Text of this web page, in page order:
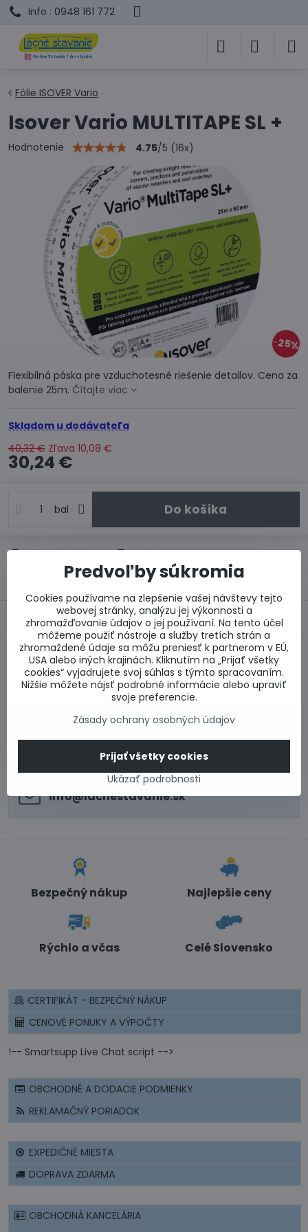
Info : 0948 161 772
25%
Fólie ISOVER Vario
Isover Vario MULTITAPE SL +
Hodnotenie 4.75/5 (16x)
Flexibilná páska pre vzduchotesné riešenie detailov. Cena za
balenie 25m. Čítajte viac
Skladom u dodávateľa
40,32 € Zľava 10,08 €
30,24 €
bal Do košíka
Otázka k produktu
Doručenia
ISOVER Saint-Gobain
Popis
Predchádzajúci
produkt
Nasledujúci produkt
0917 969 003
0948 987 787
Informácie k objednávkam
Po - Pi 8:00-15:00
info​@lacnestavanie​.sk
Bezpečný nákup Najlepšie ceny
Rýchlo a včas Celé Slovensko
CERTIFIKÁT - BEZPEČNÝ NÁKUP
CENOVÉ PONUKY A VÝPOČTY
!-- Smartsupp Live Chat script -->
OBCHODNÉ A DODACIE PODMIENKY
REKLAMAČNÝ PORIADOK
EXPEDIČNÉ MIESTA
DOPRAVA ZDARMA
OBCHODNÁ KANCELÁRIA
Predvoľby súkromia
Cookies používame na zlepšenie vašej návštevy tejto
webovej stránky, analýzu jej výkonnosti a
zhromažďovanie údajov o jej používaní. Na tento účel
môžeme použiť nástroje a služby tretích strán a
zhromaždené údaje sa môžu preniesť k partnerom v EÚ,
USA alebo iných krajinách. Kliknutím na „Prijať všetky
cookies“ vyjadrujete svoj súhlas s týmto spracovaním.
Nižšie môžete nájsť podrobné informácie alebo upraviť
svoje preferencie.
Zásady ochrany osobných údajov
Ukázať podrobnosti
Prijať všetky cookies